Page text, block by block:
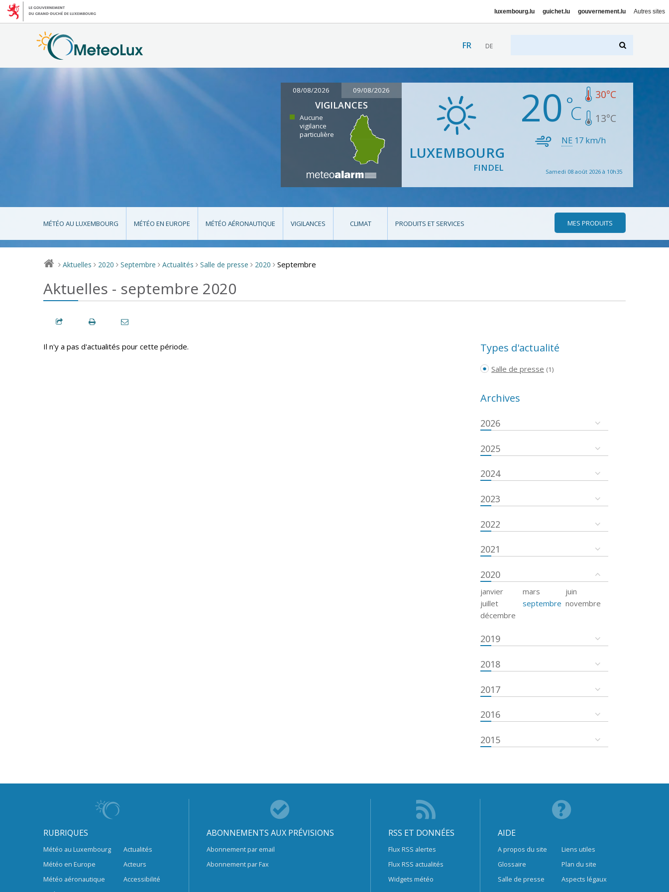
luxembourg.lu guichet.lu gouvernement.lu Autres sites
FR DE
08/08/2026 09/08/2026
VIGILANCES
Aucune
vigilance
particulière
LUXEMBOURG
FINDEL
20 30°C
13°C
NE 17 km/h
Samedi 08 août 2026 à 10h35
MÉTÉO AU LUXEMBOURG MÉTÉO EN EUROPE MÉTÉO AÉRONAUTIQUE VIGILANCES CLIMAT PRODUITS ET SERVICES MES PRODUITS
> Aktuelles > 2020 > Septembre > Actualités > Salle de presse > 2020 > Septembre
Aktuelles - septembre 2020
Il n'y a pas d'actualités pour cette période. Types d'actualité
Salle de presse (1)
Archives
2026
2025
2024
2023
2022
2021
2020
janvier mars
juin
juillet
septembre novembre
décembre
2019
2018
2017
2016
2015
RUBRIQUES
Météo au Luxembourg
Météo en Europe
Météo aéronautique
Actualités
Acteurs
Accessibilité
ABONNEMENTS AUX PRÉVISIONS
Abonnement par email
Abonnement par Fax
RSS ET DONNÉES
Flux RSS alertes
Flux RSS actualités
Widgets météo
AIDE
A propos du site
Glossaire
Salle de presse
Liens utiles
Plan du site
Aspects légaux